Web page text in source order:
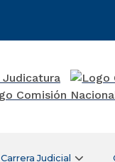
Carrera Judicial